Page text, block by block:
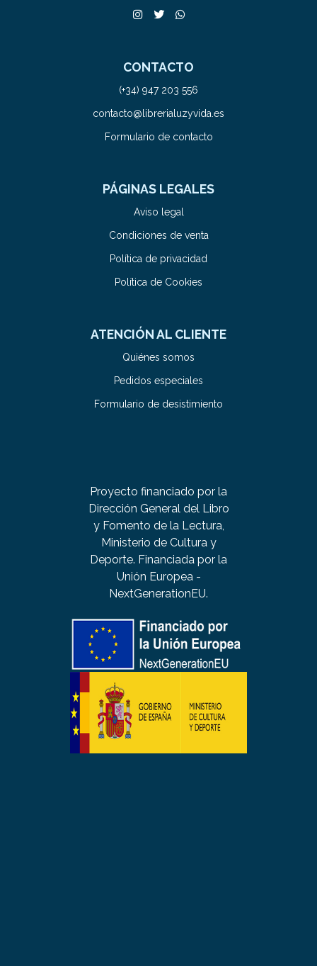
CONTACTO
(+34) 947 203 556
contacto@librerialuzyvida.es
Formulario de contacto
PÁGINAS LEGALES
Aviso legal
Condiciones de venta
Política de privacidad
Política de Cookies
ATENCIÓN AL CLIENTE
Quiénes somos
Pedidos especiales
Formulario de desistimiento
Proyecto financiado por la
Dirección General del Libro
y Fomento de la Lectura,
Ministerio de Cultura y
Deporte. Financiada por la
Unión Europea -
NextGenerationEU.